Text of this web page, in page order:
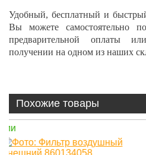
Удобный, бесплатный и
Вы можете самостоятельно
предварительной оплаты
получении на одном из наших
Похожие товары